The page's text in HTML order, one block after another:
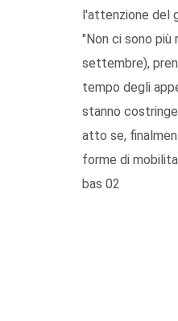
l'attenzione del
"Non ci sono più
settembre),
tempo degli
stanno
atto se,
forme di
bas 02